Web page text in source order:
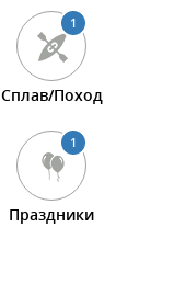
1
Сплав/Поход
1
Праздники